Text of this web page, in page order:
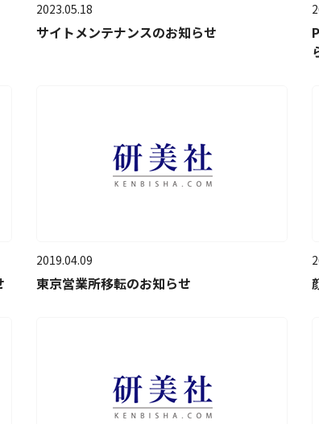
2023.05.18
サイトメンテナンスのお知らせ
2019.04.09
東京営業所移転のお知らせ